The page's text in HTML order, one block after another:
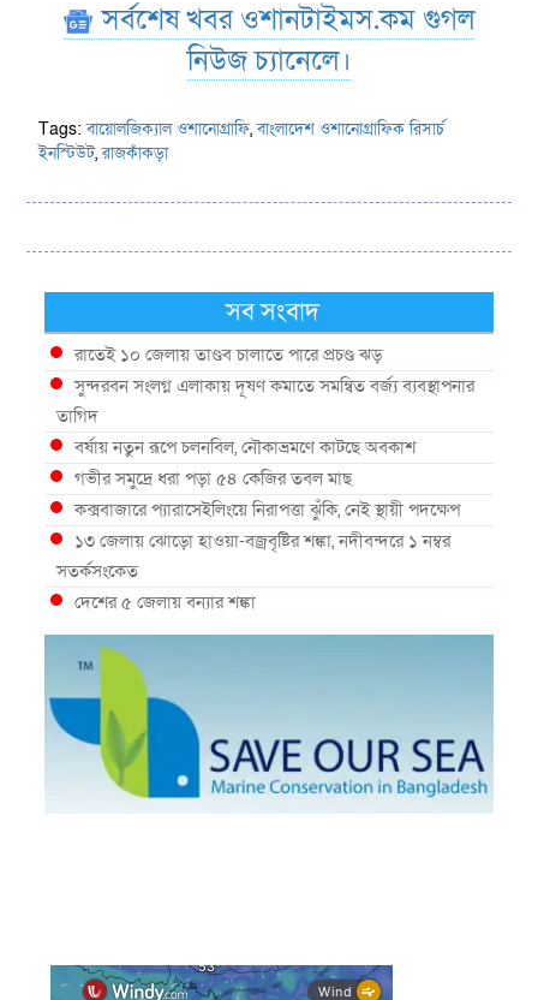
সর্বশেষ খবর ওশানটাইমস.কম গুগল
নিউজ চ্যানেলে।
Tags:বায়োলজিক্যাল ওশানোগ্রাফি,বাংলাদেশ ওশানোগ্রাফিক রিসার্চ
ইনস্টিউট,রাজকাঁকড়া
সব সংবাদ
রাতেই ১০ জেলায় তাণ্ডব চালাতে পারে প্রচণ্ড ঝড়
সুন্দরবন সংলগ্ন এলাকায় দূষণ কমাতে সমন্বিত বর্জ্য ব্যবস্থাপনার
তাগিদ
বর্ষায় নতুন রূপে চলনবিল, নৌকাভ্রমণে কাটছে অবকাশ
গভীর সমুদ্রে ধরা পড়া ৫৪ কেজির তবল মাছ
কক্সবাজারে প্যারাসেইলিংয়ে নিরাপত্তা ঝুঁকি, নেই স্থায়ী পদক্ষেপ
১৩ জেলায় ঝোড়ো হাওয়া-বজ্রবৃষ্টির শঙ্কা, নদীবন্দরে ১ নম্বর
সতর্কসংকেত
দেশের ৫ জেলায় বন্যার শঙ্কা
দেশের বিভিন্ন অঞ্চলে বজ্রবৃষ্টির আভাস, ঢাকার আকাশও মেঘলা
আগস্টে টানা বৃষ্টি ও বন্যার আভাস, সাগরে একাধিক লঘুচাপের
শঙ্কা
স্বস্তি ও শঙ্কার পূর্বাভাস দিল আবহাওয়া